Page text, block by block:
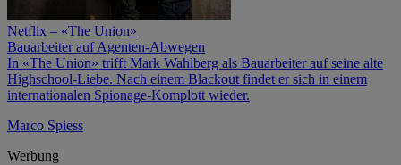
Netflix – «The Union»
Bauarbeiter auf Agenten-Abwegen
In «The Union» trifft Mark Wahlberg als Bauarbeiter auf seine alte
Highschool-Liebe. Nach einem Blackout findet er sich in einem
internationalen Spionage-Komplott wieder.
Marco Spiess
Werbung